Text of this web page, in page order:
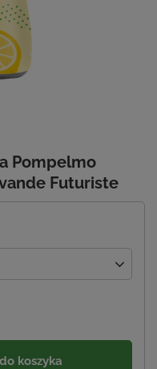
Pompelmo
Futuriste
koszyka